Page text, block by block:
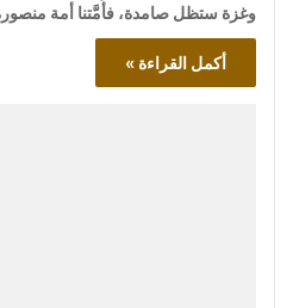
وغزة ستظل صامدة، فأُمَّتنا أمة
أكمل القراءة »